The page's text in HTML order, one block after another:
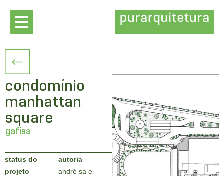
condomínio
manhattan
square
gafisa
status do
projeto
autoria
andré sá e